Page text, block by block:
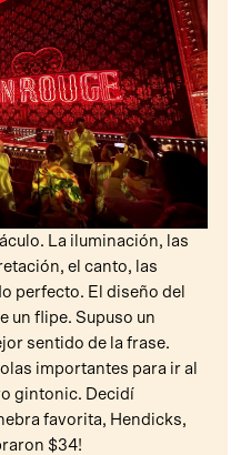
La iluminación, las
el canto, las
perfecto. El diseño del
un flipe. Supuso un
sentido de la frase.
importantes para ir al
gintonic. Decidí
favorita, Hendicks,
$34!